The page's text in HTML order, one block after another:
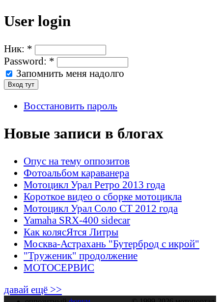
User login
Ник: *
Password: *
Запомнить меня надолго
Восстановить пароль
Новые записи в блогах
Опус на тему оппозитов
Фотоальбом караванера
Мотоцикл Урал Ретро 2013 года
Короткое видео о сборке мотоцикла
Мотоцикл Урал Соло СТ 2012 года
Yamaha SRX-400 sidecar
Как колясЯтся Литры
Москва-Астрахань "Бутерброд с икрой"
"Труженик" продолжение
МОТОСЕРВИС
давай ещё >>